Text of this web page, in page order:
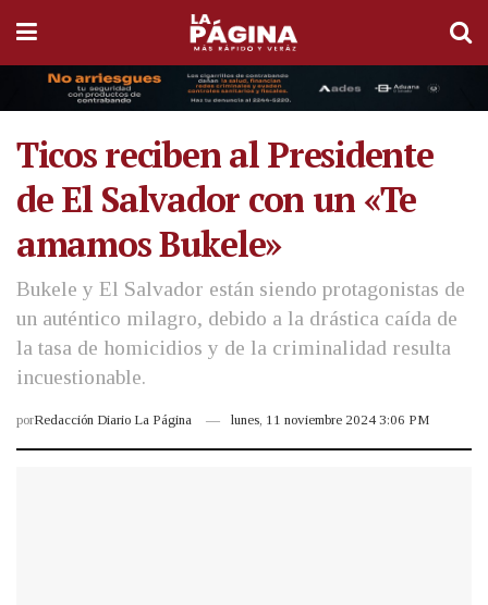
Ticos reciben al Presidente
de El Salvador con un «Te
amamos Bukele»
Bukele y El Salvador están siendo protagonistas de
un auténtico milagro, debido a la drástica caída de
la tasa de homicidios y de la criminalidad resulta
incuestionable.
porRedacción Diario La Página lunes, 11 noviembre 2024 3:06 PM